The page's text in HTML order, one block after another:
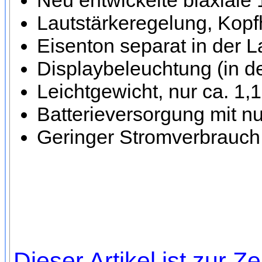
Lautstärkeregelung,
Eisenton separat in der
Displaybeleuchtung (in
Leichtgewicht, nur ca.
Batterieversorgung mit
Geringer